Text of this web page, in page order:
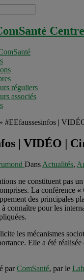
réguliers
associés
» #EEfaussesinfos |
| VIDÉO |
Dans Actualités,
ne constituent pas
La conférence «
des principales
connaître pour les
les mécanismes
Elle a été réalisée
parComSanté, par le